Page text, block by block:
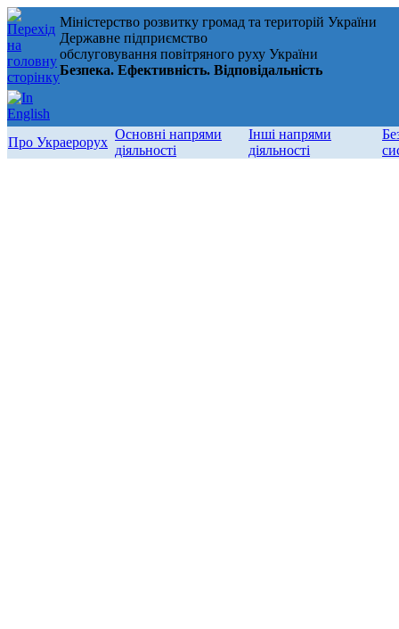
Міністерство розвитку громад та територій України
Державне підприємство
обслуговування повітряного руху України
Безпека. Ефективність. Відповідальність
Про Украерорух
Основні напрями
діяльності
Інші напрями
діяльності